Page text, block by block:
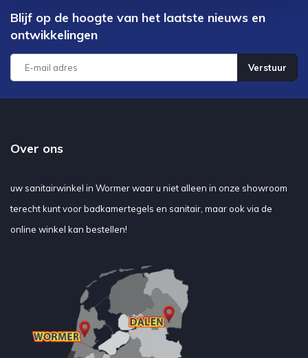
Blijf op de hoogte van het laatste nieuws en
ontwikkelingen
Verstuur
Over ons
uw sanitairwinkel in Wormer waar u niet alleen in onze showroom
terecht kunt voor badkamertegels en sanitair, maar ook via de
online winkel kan bestellen!